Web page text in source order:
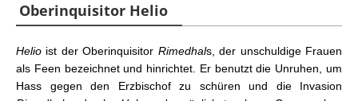
Oberinquisitor Helio
Helio ist der Oberinquisitor Rimedhals, der unschuldige Frauen
als Feen bezeichnet und hinrichtet. Er benutzt die Unruhen, um
Hass gegen den Erzbischof zu schüren und die Invasion